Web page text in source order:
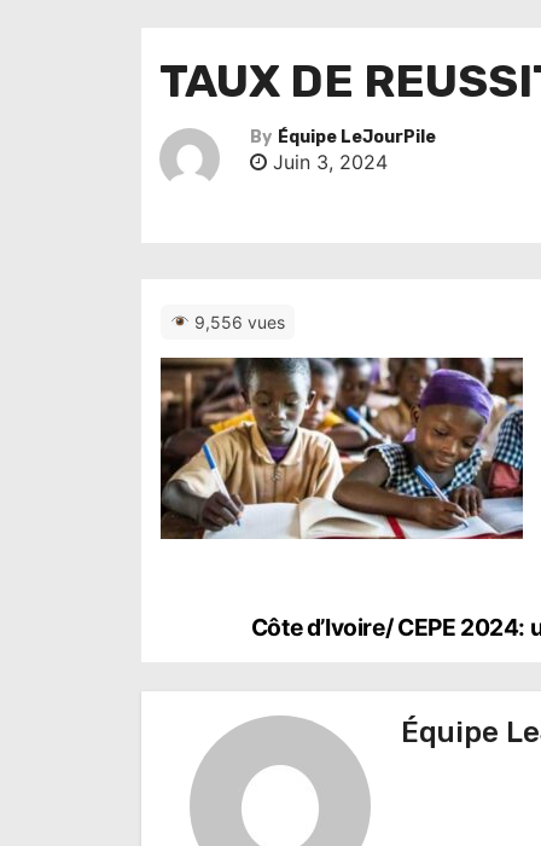
TAUX DE
By Équipe LeJourPile
Juin 3, 2024
9,556 vues
a
Côte d’Ivoire/ CEPE
Équipe